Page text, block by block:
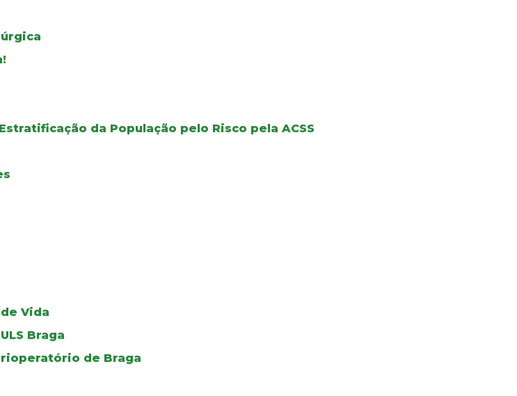
da População pelo Risco pela ACSS
Vida
Braga
de Braga